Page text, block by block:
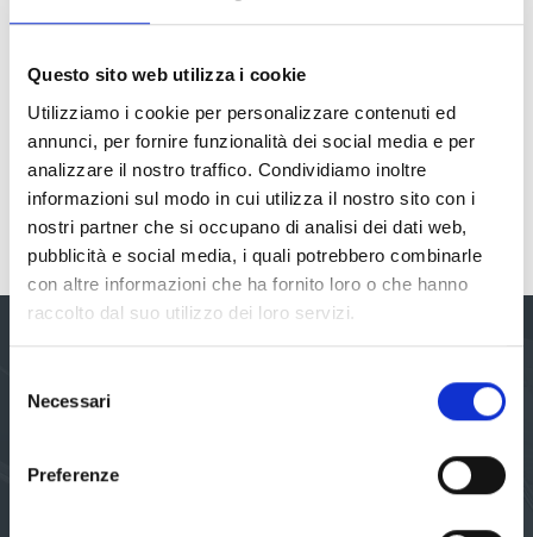
Questo sito web utilizza i cookie
Utilizziamo i cookie per personalizzare contenuti ed
annunci, per fornire funzionalità dei social media e per
analizzare il nostro traffico. Condividiamo inoltre
informazioni sul modo in cui utilizza il nostro sito con i
nostri partner che si occupano di analisi dei dati web,
pubblicità e social media, i quali potrebbero combinarle
con altre informazioni che ha fornito loro o che hanno
raccolto dal suo utilizzo dei loro servizi.
delNecessari
Preferenze
Sostenibilità
Sicurezza comportamentale e BBS